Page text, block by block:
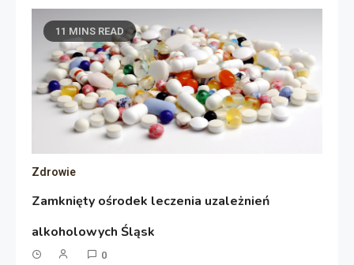
11 MINS READ
Zdrowie
Zamknięty ośrodek leczenia uzależnień
alkoholowych Śląsk
0